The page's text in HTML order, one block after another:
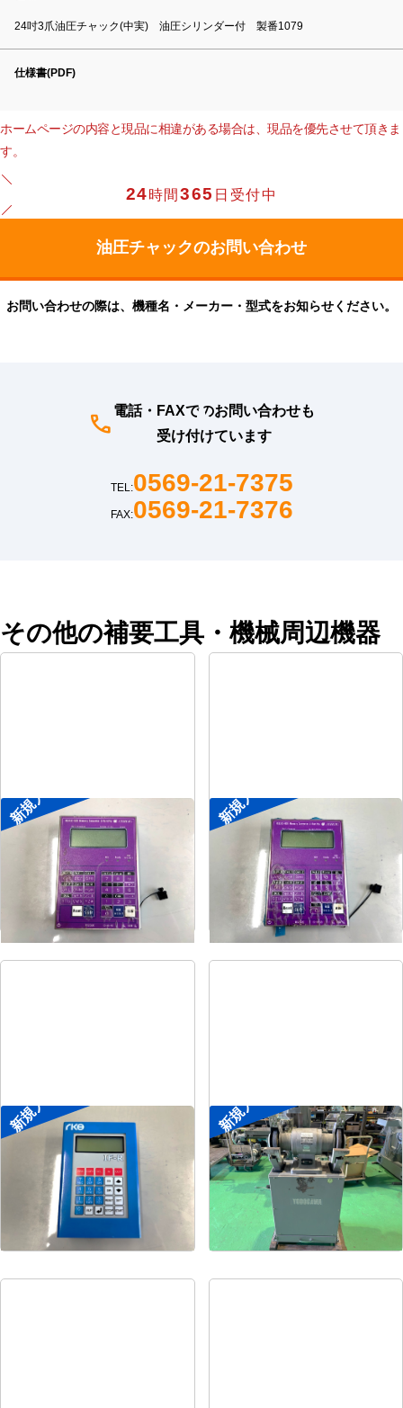
24吋3爪油圧チャック(中実) 油圧シリンダー付 製番1079
仕様書(PDF)
ホームページの内容と現品に相違がある場合は、現品を優先させて頂きま
す。
24時間365 日受付中
お問い合わせの際は、機種名・メーカー・型式をお知らせください。
電話・FAXでのお問い合わせも
受け付けています
TEL:0569-21-7375
FAX:0569-21-7376
その他の補要工具・機械周辺機器
新規入荷
ポータブル入出力装置
協立アスリック
式U-Port Pro
式-
新規入荷
ポータブル入出力装置
メーカー 協立アスリック
式U-Port Pro
式-
新規入荷
ポータブル入出力装置
メーカー
菱電工機エンジニアリ
ング
式 IF-R
新規入荷
両頭グラインダー
メーカー 淀川電機
形 FG-255T
式